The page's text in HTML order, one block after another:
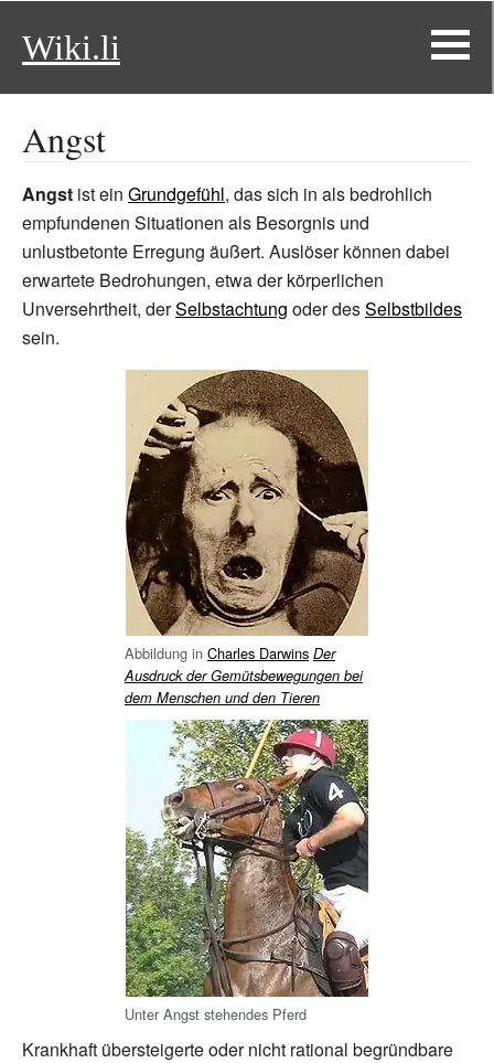
Wiki.li
Angst
Angst ist ein Grundgefühl, das sich in als bedrohlich
empfundenen Situationen als Besorgnis und
unlustbetonte Erregung äußert. Auslöser können dabei
erwartete Bedrohungen, etwa der körperlichen
Unversehrtheit, derSelbstachtung oder desSelbstbildes
sein.
Abbildung in Charles Darwins Der
Ausdruck der Gemütsbewegungen bei
dem Menschen und den Tieren
Unter Angst stehendes Pferd
Krankhaft übersteigerte oder nicht rational begründbare